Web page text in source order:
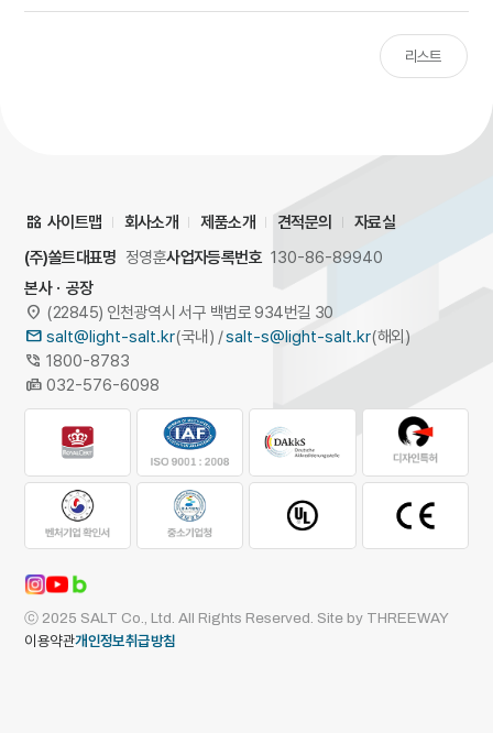
리스트
사이트맵 회사소개 제품소개 견적문의
자료실
(주)쏠트대표명 정영훈사업자등록번호 130-86-89940
본사ㆍ공장
(22845) 인천광역시 서구 백범로 934번길 30
salt@light-salt.kr(국내) /salt-s@light-salt.kr(해외)
1800-8783
032-576-6098
ⓒ 2025 SALT Co., Ltd. All Rights Reserved. Site by THREEWAY
이용약관개인정보취급방침